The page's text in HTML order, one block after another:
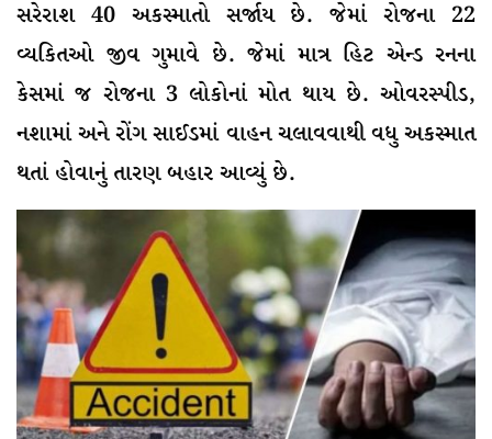
સરેરાશ 40 અકસ્માતો સર્જાય છે. જેમાં રોજના 22
વ્યકિતઓ જીવ ગુમાવે છે. જેમાં માત્ર હિટ એન્ડ રનના
કેસમાં જ રોજના 3 લોકોનાં મોત થાય છે. ઓવરસ્પીડ,
નશામાં અને રોંગ સાઈડમાં વાહન ચલાવવાથી વધુ અકસ્માત
થતાં હોવાનું તારણ બહાર આવ્યું છે.